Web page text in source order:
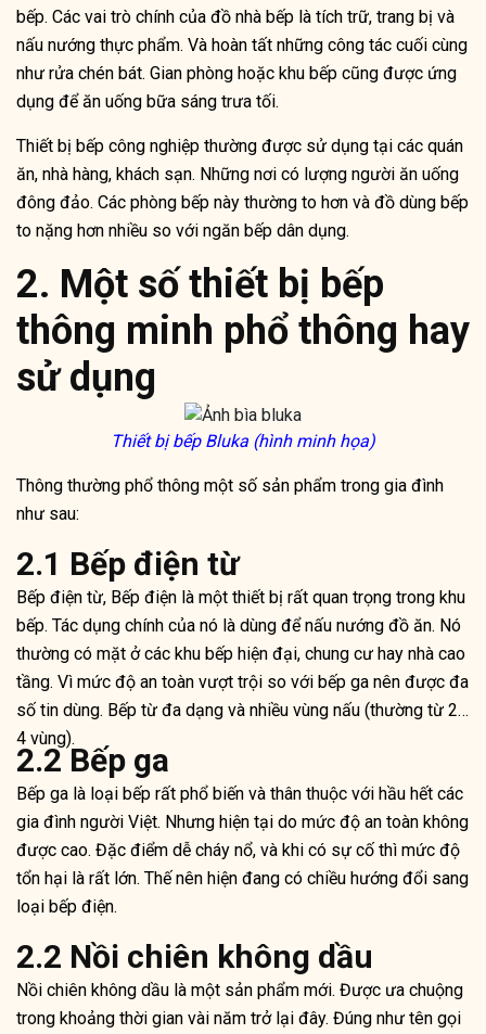
bếp. Các vai trò chính của đồ nhà bếp là tích trữ, trang bị và
nấu nướng thực phẩm. Và hoàn tất những công tác cuối cùng
như rửa chén bát. Gian phòng hoặc khu bếp cũng được ứng
dụng để ăn uống bữa sáng trưa tối.
Thiết bị bếp công nghiệp thường được sử dụng tại các quán
ăn, nhà hàng, khách sạn. Những nơi có lượng người ăn uống
đông đảo. Các phòng bếp này thường to hơn và đồ dùng bếp
to nặng hơn nhiều so với ngăn bếp dân dụng.
2. Một số thiết bị bếp
thông minh phổ thông hay
sử dụng
Thiết bị bếp Bluka (hình minh họa)
Thông thường phổ thông một số sản phẩm trong gia đình
như sau:
2.1 Bếp điện từ
Bếp điện từ, Bếp điện là một thiết bị rất quan trọng trong khu
bếp. Tác dụng chính của nó là dùng để nấu nướng đồ ăn. Nó
thường có mặt ở các khu bếp hiện đại, chung cư hay nhà cao
tầng. Vì mức độ an toàn vượt trội so với bếp ga nên được đa
số tin dùng. Bếp từ đa dạng và nhiều vùng nấu (thường từ 2-
4 vùng).
2.2 Bếp ga
Bếp ga là loại bếp rất phổ biến và thân thuộc với hầu hết các
gia đình người Việt. Nhưng hiện tại do mức độ an toàn không
được cao. Đặc điểm dễ cháy nổ, và khi có sự cố thì mức độ
tổn hại là rất lớn. Thế nên hiện đang có chiều hướng đổi sang
loại bếp điện.
2.2 Nồi chiên không dầu
Nồi chiên không dầu là một sản phẩm mới. Được ưa chuộng
trong khoảng thời gian vài năm trở lại đây. Đúng như tên gọi